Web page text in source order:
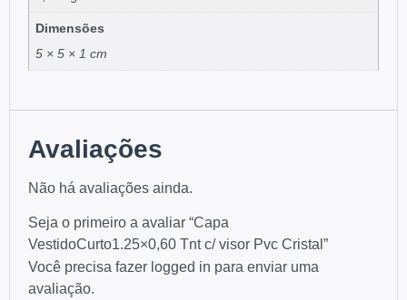
Dimensões
5 × 5 × 1 cm
Avaliações
Não há avaliações ainda.
Seja o primeiro a avaliar “Capa
VestidoCurto1.25×0,60 Tnt c/ visor Pvc Cristal”
Você precisa fazer logged in para enviar uma
avaliação.